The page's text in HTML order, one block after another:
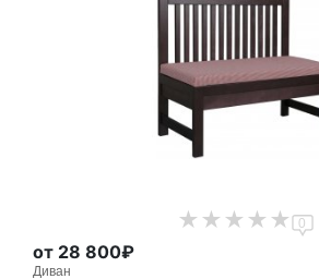
0
от 28 800₽
Диван